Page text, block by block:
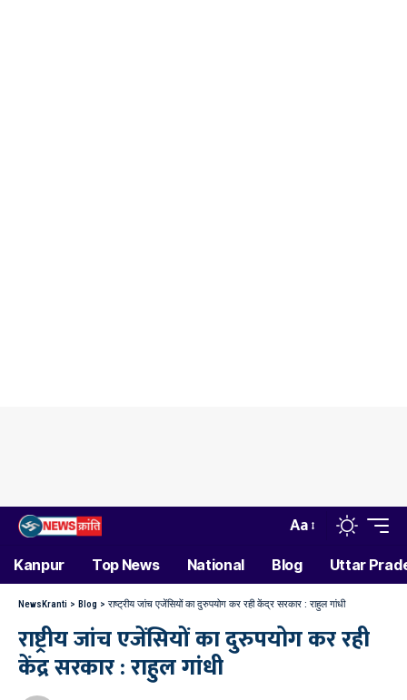
Aa
Kanpur Top News National Blog Uttar
NewsKranti > Blog > राष्ट्रीय जांच एजेंसियों का दुरुपयोग कर रही केंद्र सरकार : राहुल गांधी
राष्ट्रीय जांच एजेंसियों का दुरुपयोग कर रही
केंद्र सरकार : राहुल गांधी